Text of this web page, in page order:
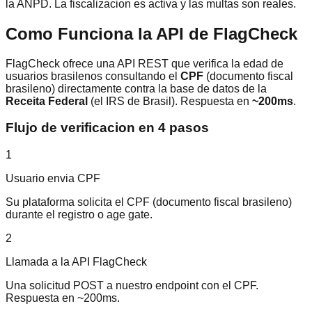
la ANPD. La fiscalizacion es activa y las multas son reales.
Como Funciona la API de FlagCheck
FlagCheck ofrece una API REST que verifica la edad de
usuarios brasilenos consultando el CPF (documento fiscal
brasileno) directamente contra la base de datos de la
Receita Federal (el IRS de Brasil). Respuesta en ~200ms.
Flujo de verificacion en 4 pasos
1
Usuario envia CPF
Su plataforma solicita el CPF (documento fiscal brasileno)
durante el registro o age gate.
2
Llamada a la API FlagCheck
Una solicitud POST a nuestro endpoint con el CPF.
Respuesta en ~200ms.